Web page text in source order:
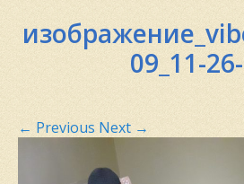
09_11-
← Previous Next →